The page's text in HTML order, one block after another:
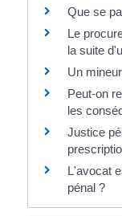
Que se
Le
la suite
Un
Peut-on
les
Justice
L'avocat
pénal ?